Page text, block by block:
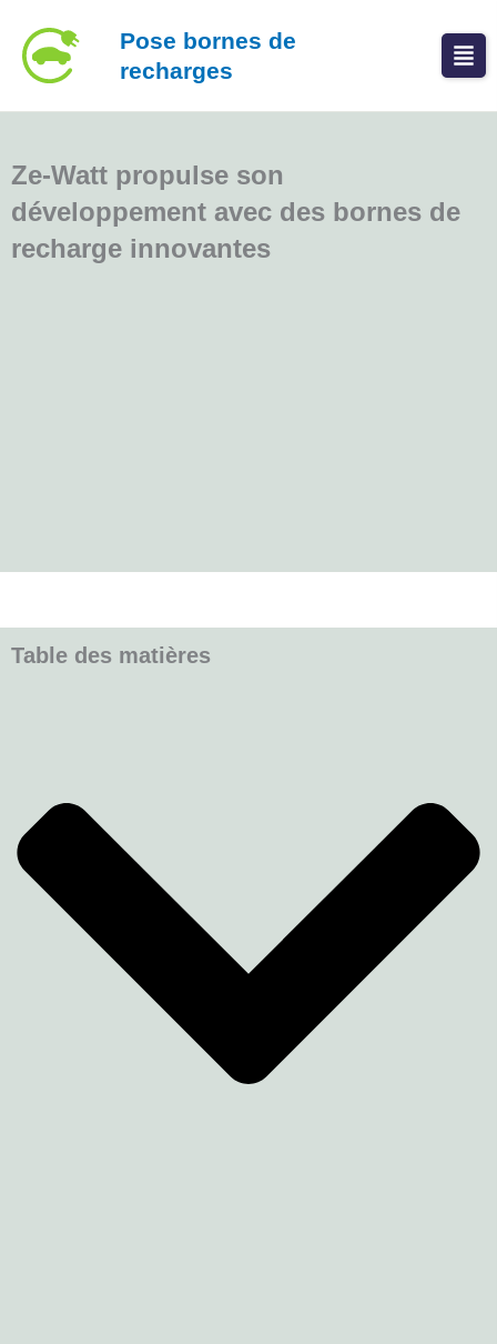
contenu
Pose bornes de
recharges
Ze-Watt propulse son
développement avec des bornes de
recharge innovantes
Table des matières